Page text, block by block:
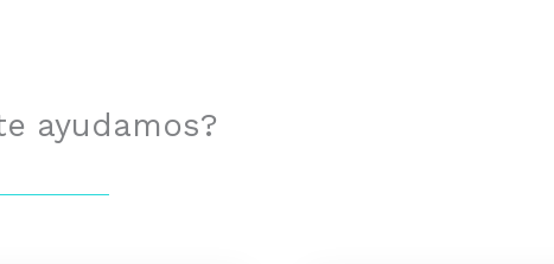
ayudamos?